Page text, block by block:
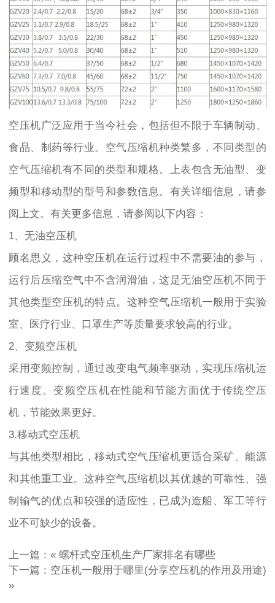
空压机广泛应用于当今社会，包括但不限于车辆制动、
食品、制药等行业。空气压缩机种类繁多，不同类型的
空气压缩机有不同的类型和规格。上表包含无油型、变
频型和移动型的型号和参数信息。有关详细信息，请参
阅上文。有关更多信息，请参阅以下内容：
1、无油空压机
顾名思义，这种空压机在运行过程中不需要油的参与，
运行后压缩空气中不含润滑油，这是无油空压机不同于
其他类型空压机的特点。这种空气压缩机一般用于实验
室、医疗行业、口罩生产等质量要求较高的行业。
2、变频空压机
采用变频控制，通过改变电气频率驱动，实现压缩机运
行速度。变频空压机在性能和节能方面优于传统空压
机，节能效果更好。
3.移动式空压机
与其他类型相比，移动式空气压缩机更适合采矿、能源
和其他重工业。这种空气压缩机以其优越的可靠性、强
制输气的优点和较强的适应性，已成为造船、军工等行
业不可缺少的设备。
上一篇：« 螺杆式空压机生产厂家排名有哪些
下一篇： 空压机一般用于哪里(分享空压机的作用及用途)
»